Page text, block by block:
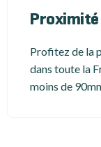
Proximité
Profitez de la
dans toute la
moins de